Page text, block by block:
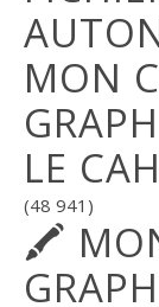
MON
LE
(48 941)
🖍